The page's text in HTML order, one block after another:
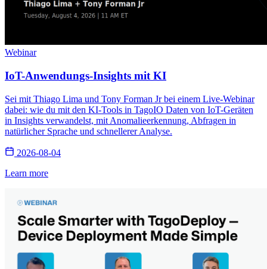
Webinar
IoT-Anwendungs-Insights mit KI
Sei mit Thiago Lima und Tony Forman Jr bei einem Live-Webinar
dabei: wie du mit den KI-Tools in TagoIO Daten von IoT-Geräten
in Insights verwandelst, mit Anomalieerkennung, Abfragen in
natürlicher Sprache und schnellerer Analyse.
2026-08-04
Learn more